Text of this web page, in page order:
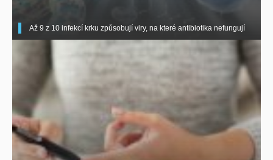
Až 9 z 10 infekcí krku způsobují viry, na které antibiotika nefungují